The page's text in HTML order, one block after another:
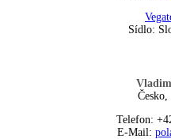
Sídlo:
Česko,
Telefon:
E-Mail: